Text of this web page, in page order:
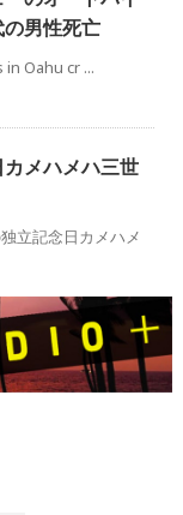
男性死亡
Oahu cr ...
メハメハ三世
立記念日カメハメ